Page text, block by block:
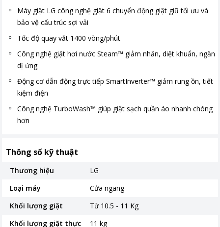
Máy giặt LG công nghệ giặt 6 chuyển động giặt giũ tối ưu và
bảo vệ cấu trúc sợi vải
Tốc độ quay vắt 1400 vòng/phút
Công nghệ giặt hơi nước Steam™ giảm nhăn, diệt khuẩn, ngăn
dị ứng
Động cơ dẫn động trực tiếp SmartInverter™ giảm rung ồn, tiết
kiệm điện
Công nghệ TurboWash™ giúp giặt sạch quần áo nhanh chóng
hơn
Thông số kỹ thuật
Thương hiệu
LG
Loại máy
Cửa ngang
Khối lượng giặt
Từ 10.5 - 11 Kg
Khối lượng giặt thực
11 kg